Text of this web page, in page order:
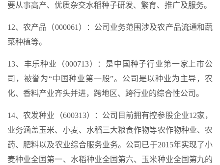
要从事高产、优质杂交水稻种子研发、繁育、推广及服务。
12、农产品（000061）：公司业务范围涉及农产品流通和蔬
菜种植等。
13、丰乐种业（000713）：是中国种子行业第一家上市公
司，被誉为“中国种业第一股”。公司是以种业为主导，农
化、香料产业齐头并进，跨地区、跨行业的综合性公司。
14、农发种业（600313）：公司目前拥有控参股企业12家，
业务涵盖玉米、小麦、水稻三大粮食作物等农作物种业、农
药、肥料以及农业综合服务业务。公司已于2015年实现了小
麦种业全国第一、水稻种业全国第六、玉米种业全国第九的